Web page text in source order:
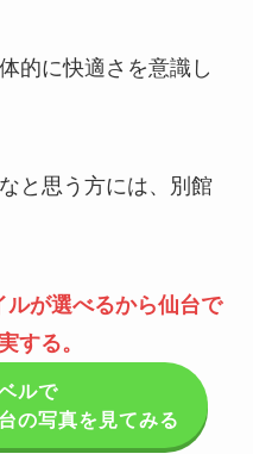
的に快適さを意識し
と思う方には、別館
が選べるから仙台で
する。
ルで
の写真を見てみる